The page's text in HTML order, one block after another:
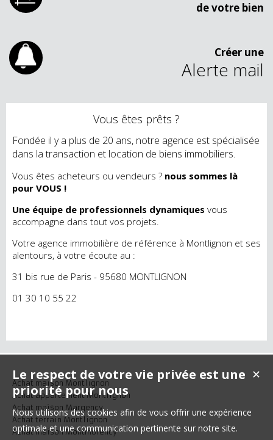
de votre bien
Créer une
Alerte mail
Vous êtes prêts ?
Fondée il y a plus de 20 ans, notre agence est spécialisée
dans la transaction et location de biens immobiliers.
Vous êtes acheteurs ou vendeurs ? nous sommes là
pour VOUS !
Une équipe de professionnels dynamiques vous
accompagne dans tout vos projets.
Votre agence immobilière de référence à Montlignon et ses
alentours, à votre écoute au :
31 bis rue de Paris - 95680 MONTLIGNON
01 30 10 55 22
Achat maison Montlignon
Achat appartement Montlignon
Achat maison Margency
Achat terrain Montlignon
Achat maison Montmorency
✕
Le respect de votre vie privée est une
priorité pour nous
Nous utilisons des cookies afin de vous offrir une expérience
optimale et une communication pertinente sur notre site.